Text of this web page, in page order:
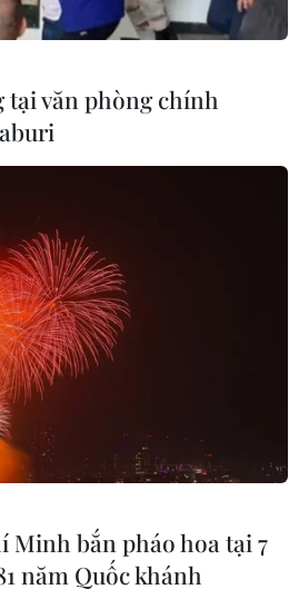
nhiều dư địa tại Thổ Nhĩ Kỳ
khởi sắc nhờ kỳ vọng Fed giữ
tại văn phòng chính
Minh bắn pháo hoa tại 7
năm Quốc khánh